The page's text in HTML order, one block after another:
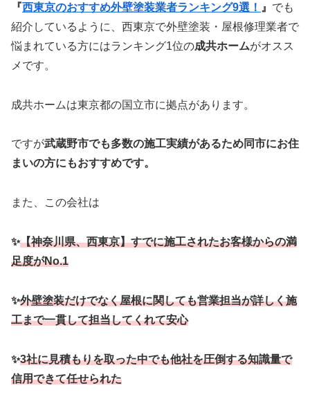
『西東京のおすすめ外壁塗装業者ランキング9選！ 』 でも
紹介しているように、西東京で外壁塗装・屋根修理業者で
悩まれている方にはランキング1位の成共ホームがオスス
メです。
成共ホームは東京都の国立市に拠点があります。
ですが武蔵野市でも多数の施工実績があるため同市にお住
まいの方にもおすすめです。
また、この会社は
✨【神奈川県、西東京】すでに施工されたお客様からの満
足度がNo.1
✨外壁塗装だけでなく屋根に関しても営業担当が詳しく施
工まで一貫して担当してくれて安心
✨3社に見積もりを取った中でも他社を圧倒する知識量で
信用できて任せられた